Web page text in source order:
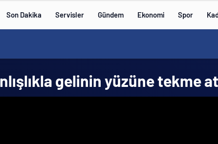
Son Dakika Servisler Gündem Ekonomi Spor
gelinin yüzüne tekme